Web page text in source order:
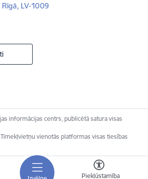
Piekļūstamība
LV-1009
informācijas centrs, publicētā satura visas
vienotās platformas visas tiesības